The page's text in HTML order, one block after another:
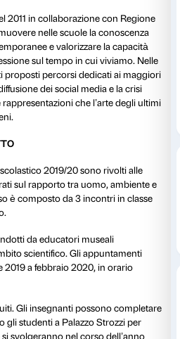
2019
2020
un programma di attività
grado toscane che offre
all’interno delle aule
al sostegno di Publiacqua.
nel 2011 in
di promuovere nelle scuole la
contemporanee e
di riflessione sul tempo in cui
la diffusione dei social
le rappresentazioni che